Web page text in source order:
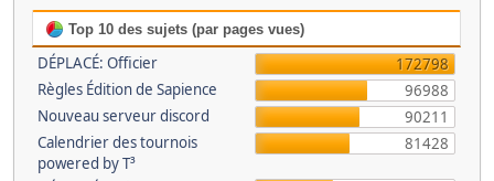
Top 10 des sujets (par pages vues)
DÉPLACÉ: Officier
172798
Règles Édition de Sapience
96988
Nouveau serveur discord
90211
Calendrier des tournois
powered by T³
81428